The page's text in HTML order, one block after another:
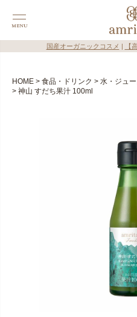
国産オーガニックコスメ 【
HOME 食品・ドリンク
水・ジュ
神山 すだち果汁 100ml